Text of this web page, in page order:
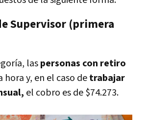
Supervisor (primera
laspersonas con retiro
hora y, en el caso detrabajar
el cobro es de $74.273.